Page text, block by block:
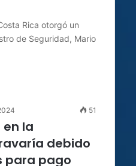
Rica otorgó un
de Seguridad, Mario
51
en la
debido
para pago